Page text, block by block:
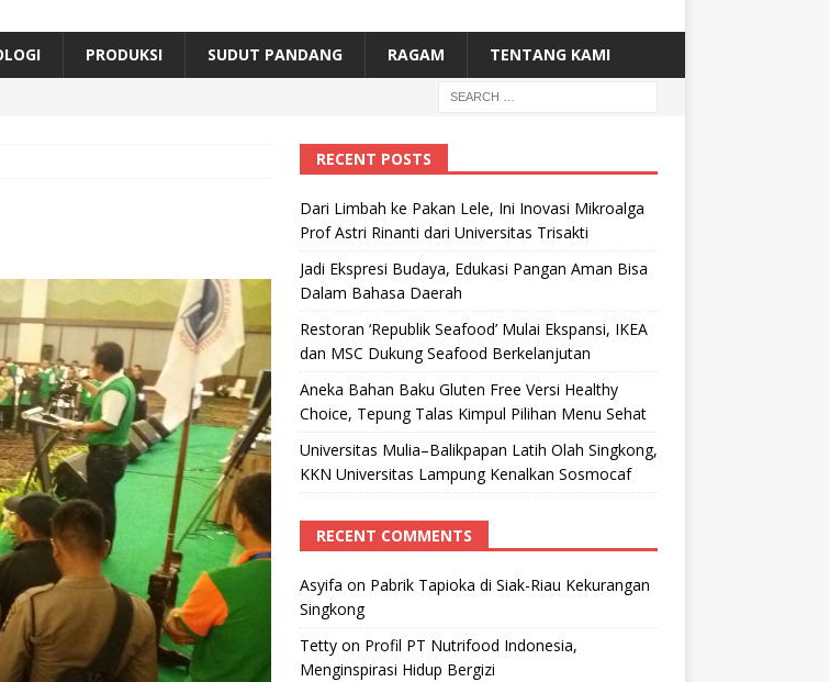
Astri Rinanti dari Universitas Trisakti
PRODUKSI SUDUT PANDANG RAGAM TENTANG KAMI
RECENT POSTS
Dari Limbah ke Pakan Lele, Ini Inovasi Mikroalga
Prof Astri Rinanti dari Universitas Trisakti
Jadi Ekspresi Budaya, Edukasi Pangan Aman Bisa
Dalam Bahasa Daerah
Restoran ‘Republik Seafood’ Mulai Ekspansi, IKEA
dan MSC Dukung Seafood Berkelanjutan
Aneka Bahan Baku Gluten Free Versi Healthy
Choice, Tepung Talas Kimpul Pilihan Menu Sehat
Universitas Mulia–Balikpapan Latih Olah Singkong,
KKN Universitas Lampung Kenalkan Sosmocaf
RECENT COMMENTS
Asyifa on Pabrik Tapioka di Siak-Riau Kekurangan
Singkong
Tettyon Profil PT Nutrifood Indonesia,
Menginspirasi Hidup Bergizi